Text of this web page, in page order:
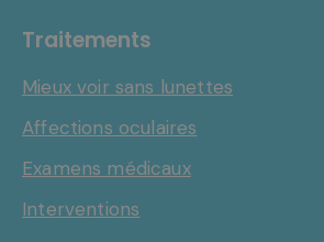
Traitements
Mieux voir sans lunettes
Affections oculaires
Examens médicaux
Interventions